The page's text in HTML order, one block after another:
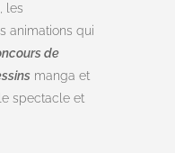
les
animations qui
de
manga et
spectacle et